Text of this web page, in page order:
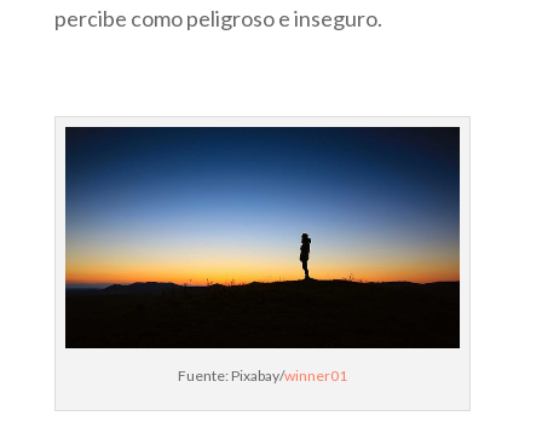
percibe como peligroso e inseguro.
Fuente: Pixabay/winner01